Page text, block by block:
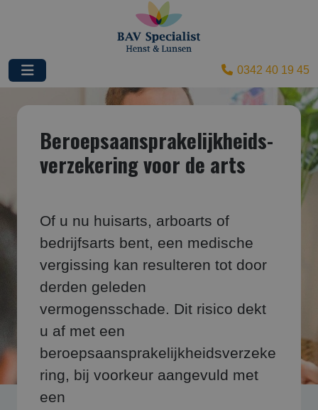
0342 40 19 45
Beroepsaansprakelijk­heids­
verzekering voor de arts
Of u nu huisarts, arboarts of
bedrijfsarts bent, een medische
vergissing kan resulteren tot door
derden geleden
vermogensschade. Dit risico dekt
u af met een
beroepsaansprakelijkheidsverzeke
ring, bij voorkeur aangevuld met
een